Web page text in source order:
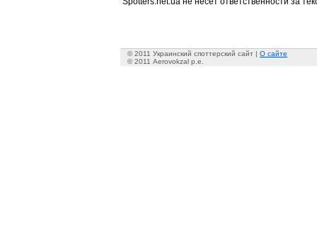
© 2011 Украинский споттерский сайт | О сайте
© 2011 Aerovokzal p.e.